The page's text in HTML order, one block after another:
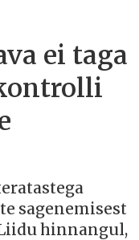
ei taga
sagenemisest
hinnangul,